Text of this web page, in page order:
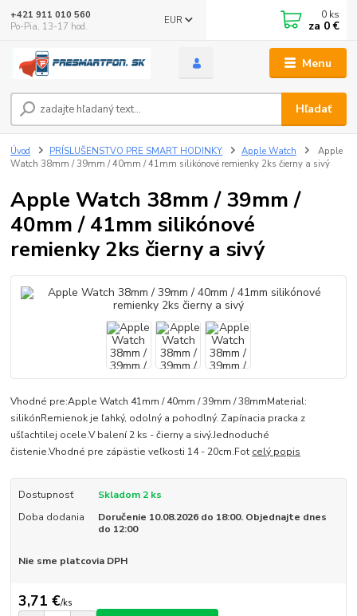
Menu
EUR
Hľadať
+421 911 010 560
Po-Pia, 13-17 hod.
0 ks
za 0 €
Úvod PRÍSLUŠENSTVO PRE SMART HODINKY Apple Watch
Apple
Watch 38mm / 39mm / 40mm / 41mm silikónové remienky 2ks čierny a sivý
Apple Watch 38mm / 39mm /
40mm / 41mm silikónové
remienky 2ks čierny a sivý
Vhodné pre:Apple Watch 41mm / 40mm / 39mm / 38mmMaterial:
silikónRemienok je ľahký, odolný a pohodlný. Zapínacia pracka z
ušľachtilej ocele.V balení 2 ks - čierny a sivý.Jednoduché
čistenie.Vhodné pre zápästie veľkosti 14 - 20cm.Fot celý popis
Dostupnosť
Skladom 2 ks
Doba dodania
Doručenie 10.08.2026 do 18:00. Objednajte dnes
do 12:00
Nie sme platcovia DPH
3,71 €/ks